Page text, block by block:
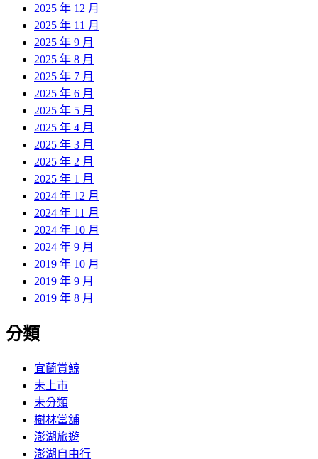
2025 年 12 月
2025 年 11 月
2025 年 9 月
2025 年 8 月
2025 年 7 月
2025 年 6 月
2025 年 5 月
2025 年 4 月
2025 年 3 月
2025 年 2 月
2025 年 1 月
2024 年 12 月
2024 年 11 月
2024 年 10 月
2024 年 9 月
2019 年 10 月
2019 年 9 月
2019 年 8 月
分類
宜蘭賞鯨
未上市
未分類
樹林當舖
澎湖旅遊
澎湖自由行